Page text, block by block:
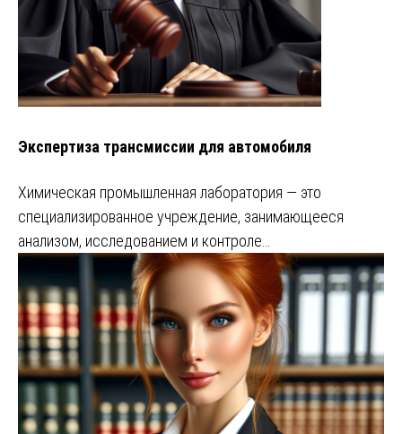
Экспертиза трансмиссии для автомобиля
Химическая промышленная лаборатория — это
специализированное учреждение, занимающееся
анализом, исследованием и контроле…